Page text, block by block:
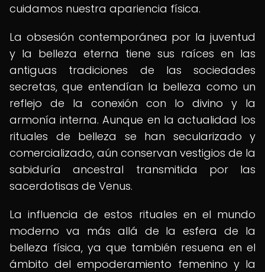
cuidamos nuestra apariencia física.
La obsesión contemporánea por la juventud
y la belleza eterna tiene sus raíces en las
antiguas tradiciones de las sociedades
secretas, que entendían la belleza como un
reflejo de la conexión con lo divino y la
armonía interna. Aunque en la actualidad los
rituales de belleza se han secularizado y
comercializado, aún conservan vestigios de la
sabiduría ancestral transmitida por las
sacerdotisas de Venus.
La influencia de estos rituales en el mundo
moderno va más allá de la esfera de la
belleza física, ya que también resuena en el
ámbito del empoderamiento femenino y la